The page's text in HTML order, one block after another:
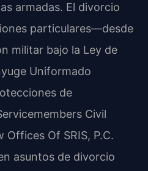
armadas. El divorcio
particulares—desde
militar bajo la Ley de
Uniformado
de
Civil
Offices Of SRIS, P.C.
asuntos de divorcio